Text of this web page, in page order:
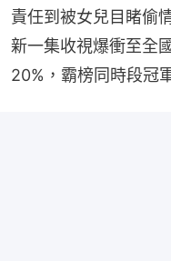
責任到被女兒目睹偷
新一集收視爆衝至全
20%，霸榜同時段冠